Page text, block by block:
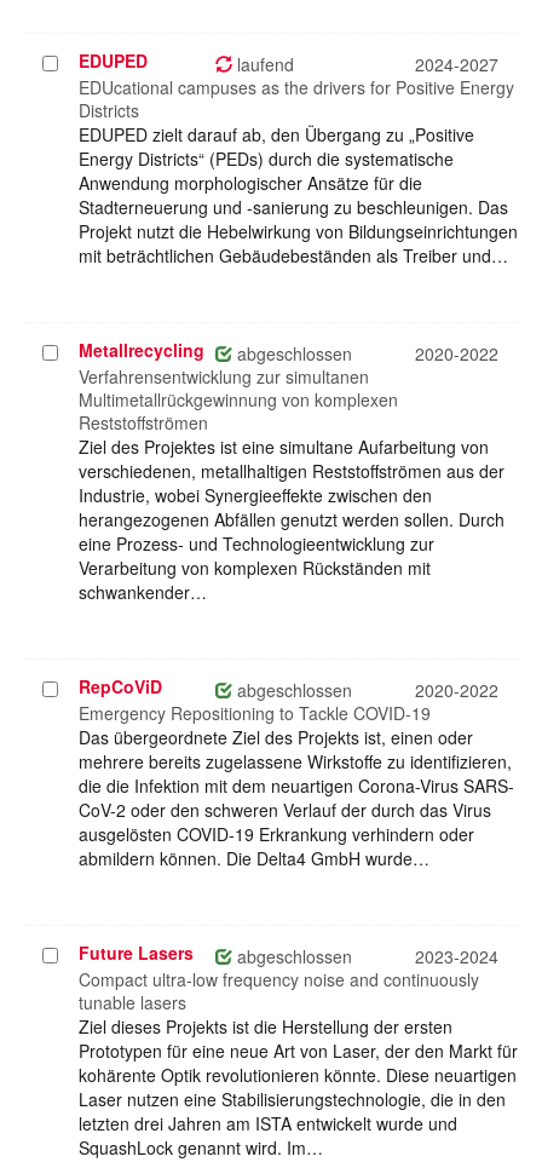
Projekt
auswählen
EDUPED laufend
2024-2027
EDUcational campuses as the drivers for Positive Energy
Districts
EDUPED zielt darauf ab, den Übergang zu „Positive
Energy Districts“ (PEDs) durch die systematische
Anwendung morphologischer Ansätze für die
Stadterneuerung und -sanierung zu beschleunigen. Das
Projekt nutzt die Hebelwirkung von Bildungseinrichtungen
mit beträchtlichen Gebäudebeständen als Treiber und…
Projekt
auswählen
Metallrecycling abgeschlossen
2020-2022
Verfahrensentwicklung zur simultanen
Multimetallrückgewinnung von komplexen
Reststoffströmen
Ziel des Projektes ist eine simultane Aufarbeitung von
verschiedenen, metallhaltigen Reststoffströmen aus der
Industrie, wobei Synergieeffekte zwischen den
herangezogenen Abfällen genutzt werden sollen. Durch
eine Prozess- und Technologieentwicklung zur
Verarbeitung von komplexen Rückständen mit
schwankender…
Projekt
auswählen
RepCoViD abgeschlossen
2020-2022
Emergency Repositioning to Tackle COVID-19
Das übergeordnete Ziel des Projekts ist, einen oder
mehrere bereits zugelassene Wirkstoffe zu identifizieren,
die die Infektion mit dem neuartigen Corona-Virus SARS-
CoV-2 oder den schweren Verlauf der durch das Virus
ausgelösten COVID-19 Erkrankung verhindern oder
abmildern können. Die Delta4 GmbH wurde…
Projekt
auswählen
Future Lasers abgeschlossen
2023-2024
Compact ultra-low frequency noise and continuously
tunable lasers
Ziel dieses Projekts ist die Herstellung der ersten
Prototypen für eine neue Art von Laser, der den Markt für
kohärente Optik revolutionieren könnte. Diese neuartigen
Laser nutzen eine Stabilisierungstechnologie, die in den
letzten drei Jahren am ISTA entwickelt wurde und
SquashLock genannt wird. Im…